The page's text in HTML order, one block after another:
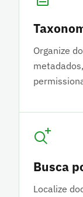
Organize
Busca
Localize